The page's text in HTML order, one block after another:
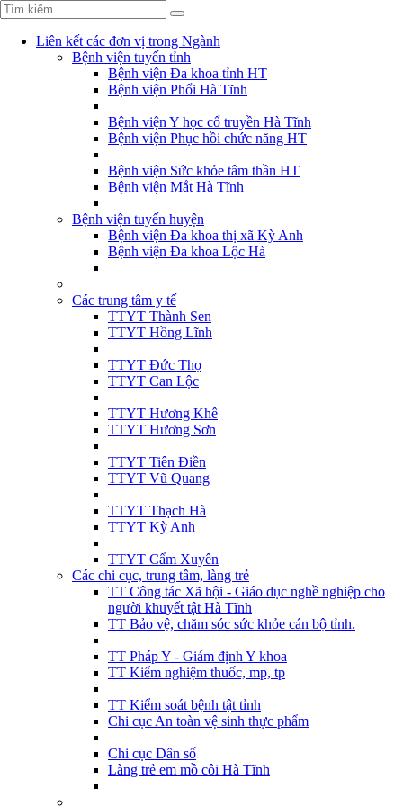
Liên kết các đơn vị trong Ngành
Bệnh viện tuyến tỉnh
Bệnh viện Đa khoa tỉnh HT
Bệnh viện Phổi Hà Tĩnh
Bệnh viện Y học cổ truyền Hà Tĩnh
Bệnh viện Phục hồi chức năng HT
Bệnh viện Sức khỏe tâm thần HT
Bệnh viện Mắt Hà Tĩnh
Bệnh viện tuyến huyện
Bệnh viện Đa khoa thị xã Kỳ Anh
Bệnh viện Đa khoa Lộc Hà
Các trung tâm y tế
TTYT Thành Sen
TTYT Hồng Lĩnh
TTYT Đức Thọ
TTYT Can Lộc
TTYT Hương Khê
TTYT Hương Sơn
TTYT Tiên Điền
TTYT Vũ Quang
TTYT Thạch Hà
TTYT Kỳ Anh
TTYT Cẩm Xuyên
Các chi cục, trung tâm, làng trẻ
TT Công tác Xã hội - Giáo dục nghề nghiệp cho
người khuyết tật Hà Tĩnh
TT Bảo vệ, chăm sóc sức khỏe cán bộ tỉnh.
TT Pháp Y - Giám định Y khoa
TT Kiểm nghiệm thuốc, mp, tp
TT Kiểm soát bệnh tật tỉnh
Chi cục An toàn vệ sinh thực phẩm
Chi cục Dân số
Làng trẻ em mồ côi Hà Tĩnh